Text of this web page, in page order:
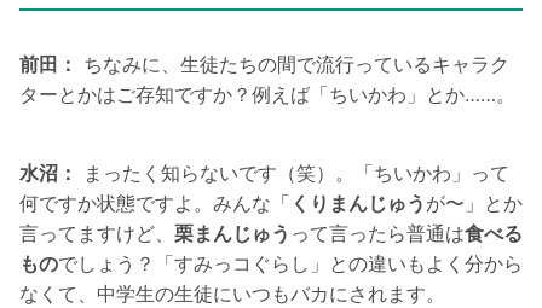
前田： ちなみに、生徒たちの間で流行っているキャラク
ターとかはご存知ですか？例えば「ちいかわ」とか……。
水沼：
まったく知らないです（笑）。「ちいかわ」って
何ですか状態ですよ。みんな「 くりまんじゅう が〜」とか
言ってますけど、 栗まんじゅう って言ったら普通は食べる
ものでしょう？「すみっコぐらし」との違いもよく分から
なくて、中学生の生徒にいつもバカにされます。